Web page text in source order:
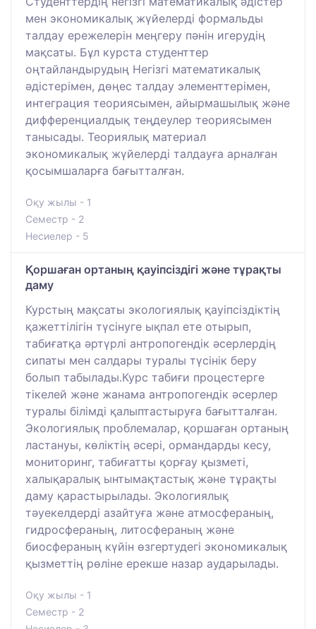
мен экономикалық жүйелерді формальды
талдау ережелерін меңгеру пәнін игерудің
мақсаты. Бұл курста студенттер
оңтайландырудың Негізгі математикалық
әдістерімен, дөңес талдау элементтерімен,
интеграция теориясымен, айырмашылық және
дифференциалдық теңдеулер теориясымен
танысады. Теориялық материал
экономикалық жүйелерді талдауға арналған
қосымшаларға бағытталған.
Оқу жылы - 1
Семестр - 2
Несиелер - 5
Қоршаған ортаның қауіпсіздігі және тұрақты
даму
Курстың мақсаты экологиялық қауіпсіздіктің
қажеттілігін түсінуге ықпал ете отырып,
табиғатқа әртүрлі антропогендік әсерлердің
сипаты мен салдары туралы түсінік беру
болып табылады.Курс табиғи процестерге
тікелей және жанама антропогендік әсерлер
туралы білімді қалыптастыруға бағытталған.
Экологиялық проблемалар, қоршаған ортаның
ластануы, көліктің әсері, ормандарды кесу,
мониторинг, табиғатты қорғау қызметі,
халықаралық ынтымақтастық және тұрақты
даму қарастырылады. Экологиялық
тәуекелдерді азайтуға және атмосфераның,
гидросфераның, литосфераның және
биосфераның күйін өзгертудегі экономикалық
қызметтің рөліне ерекше назар аударылады.
Оқу жылы - 1
Семестр - 2